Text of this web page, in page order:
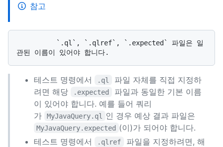
참고
테스트 명령에서 .ql
파일 자체를 직접 지정하
려면 해당
.expected
파일과 동일한 기본 이름
이 있어야 합니다. 예를 들어 쿼리
가
MyJavaQuery.ql 인 경우 예상 결과 파일은
MyJavaQuery.expected (이)가 되어야 합니다.
테스트 명령에서
.qlref
파일을 지정하려면, 해